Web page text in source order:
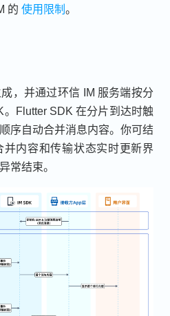
的使用限制。
，并通过环信 IM 服务端按分
Flutter SDK 在分片到达时触
序自动合并消息内容。你可结
内容和传输状态实时更新界
常结束。